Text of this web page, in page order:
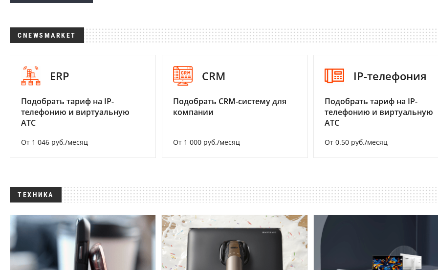
CNEWSMARKET
ERP
Подобрать тариф на IP-
телефонию и виртуальную
АТС
От 1 046 руб./месяц
CRM
Подобрать CRM-систему для
компании
От 1 000 руб./месяц
IP-телефония
Подобрать тариф на IP-
телефонию и виртуальную
АТС
От 0.50 руб./месяц
ТЕХНИКА